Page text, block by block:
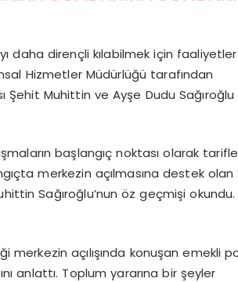
daha dirençli kılabilmek için faaliyetler
Hizmetler Müdürlüğü tarafından
Şehit Muhittin ve Ayşe Dudu Sağıroğlu
başlangıç noktası olarak
merkezin açılmasına destek olan
Sağıroğlu’nun öz geçmişi okundu.
merkezin açılışında konuşan emekli
anlattı. Toplum yararına bir şeyler